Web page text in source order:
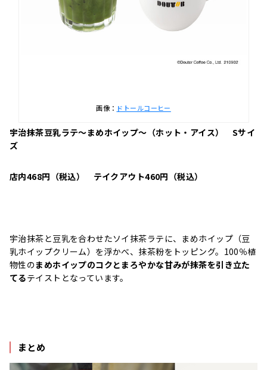
画像： ドトールコーヒー
宇治抹茶豆乳ラテ～まめホイップ～ （ホット・アイス） Sサイ
ズ
店内468円（税込） テイクアウト460円（税込）
宇治抹茶と豆乳を合わせたソイ抹茶ラテに、まめホイップ（豆
乳ホイップクリーム）を浮かべ、抹茶粉をトッピング。100％植
物性のまめホイップのコクとまろやかな甘みが抹茶を引き立た
てるテイストとなっています。
まとめ